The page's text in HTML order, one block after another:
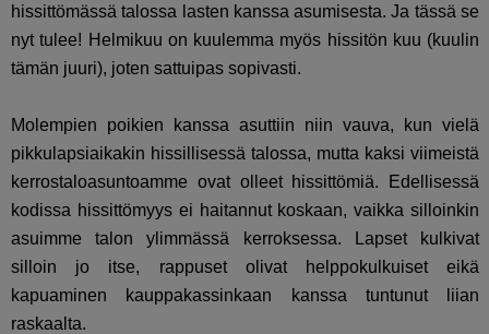
hissittömässä talossa lasten kanssa asumisesta. Ja tässä se
nyt tulee! Helmikuu on kuulemma myös hissitön kuu (kuulin
tämän juuri), joten sattuipas sopivasti.
Molempien poikien kanssa asuttiin niin vauva, kun vielä
pikkulapsiaikakin hissillisessä talossa, mutta kaksi viimeistä
kerrostaloasuntoamme ovat olleet hissittömiä. Edellisessä
kodissa hissittömyys ei haitannut koskaan, vaikka silloinkin
asuimme talon ylimmässä kerroksessa. Lapset kulkivat
silloin jo itse, rappuset olivat helppokulkuiset eikä
kapuaminen kauppakassinkaan kanssa tuntunut liian
raskaalta.